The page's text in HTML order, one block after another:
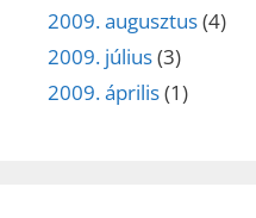
2009. augusztus(4)
2009. július(3)
2009. április(1)